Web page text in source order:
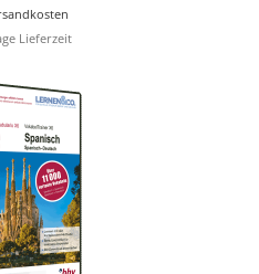
Lieferzeit